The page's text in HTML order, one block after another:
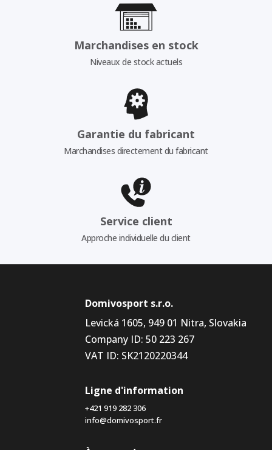
Marchandises en stock
Niveaux de stock actuels
Garantie du fabricant
Marchandises directement du fabricant
Service client
Approche individuelle du client
Domivosport s.r.o.
Levická 1605, 949 01 Nitra, Slovakia
Company ID: 50 223 267
VAT ID: SK2120220344
Ligne d'information
+421 919 282 306
info@domivosport.fr